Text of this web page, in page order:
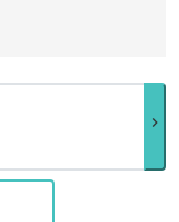
chevron_right